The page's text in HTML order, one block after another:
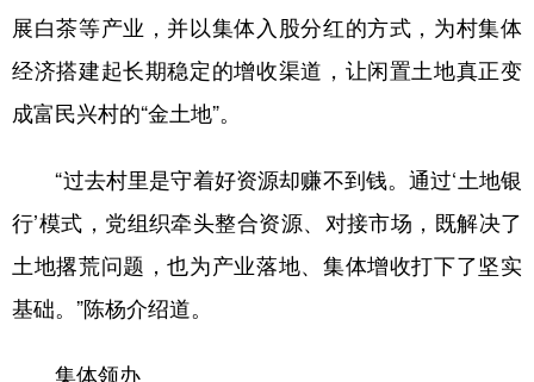
展白茶等产业，并以集体入股分红的方式，为村集体
经济搭建起长期稳定的增收渠道，让闲置土地真正变
成富民兴村的“金土地”。
“过去村里是守着好资源却赚不到钱。通过‘土地银
行’模式，党组织牵头整合资源、对接市场，既解决了
土地撂荒问题，也为产业落地、集体增收打下了坚实
基础。”陈杨介绍道。
集体领办